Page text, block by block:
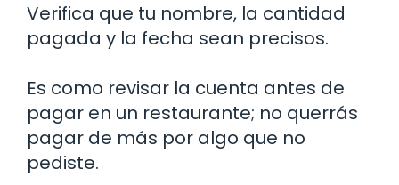
Verifica que tu nombre, la cantidad
pagada y la fecha sean precisos.
Es como revisar la cuenta antes de
pagar en un restaurante; no querrás
pagar de más por algo que no
pediste.